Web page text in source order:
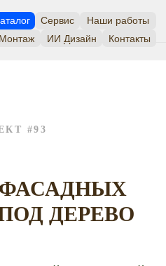
Наши работы
Контакты
#93
ДЕРЕВО